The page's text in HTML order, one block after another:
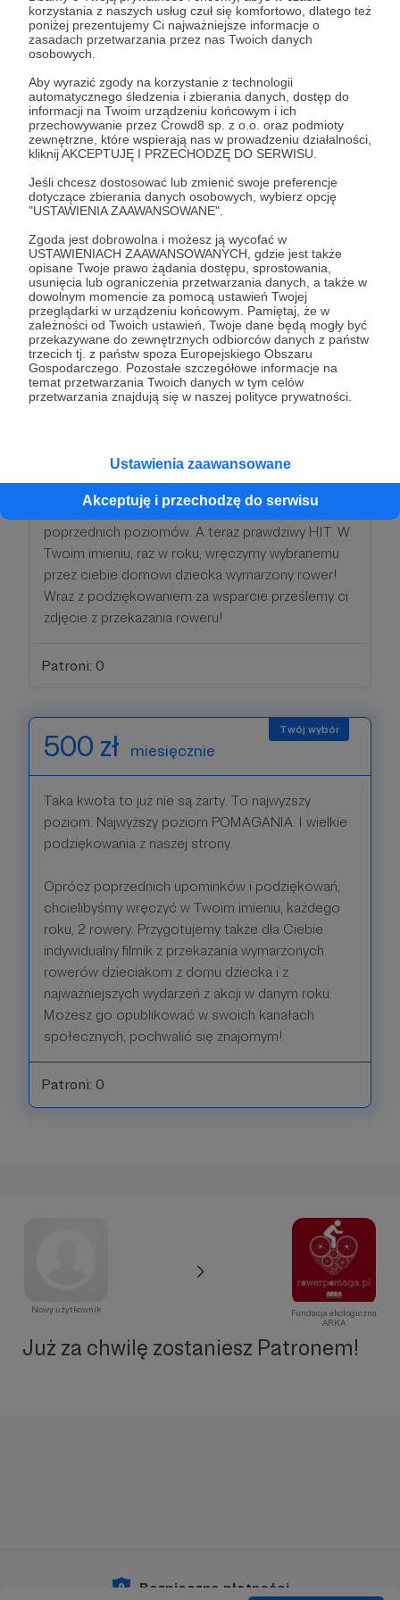
korzystania z naszych usług czuł się komfortowo, dlatego też
poniżej prezentujemy Ci najważniejsze informacje o
zasadach przetwarzania przez nas Twoich danych
osobowych.
Aby wyrazić zgody na korzystanie z technologii
automatycznego śledzenia i zbierania danych, dostęp do
informacji na Twoim urządzeniu końcowym i ich
przechowywanie przez Crowd8 sp. z o.o. oraz podmioty
zewnętrzne, które wspierają nas w prowadzeniu działalności,
kliknij AKCEPTUJĘ I PRZECHODZĘ DO SERWISU.
Jeśli chcesz dostosować lub zmienić swoje preferencje
dotyczące zbierania danych osobowych, wybierz opcję
"USTAWIENIA ZAAWANSOWANE".
Zgoda jest dobrowolna i możesz ją wycofać w
USTAWIENIACH ZAAWANSOWANYCH, gdzie jest także
opisane Twoje prawo żądania dostępu, sprostowania,
usunięcia lub ograniczenia przetwarzania danych, a także w
dowolnym momencie za pomocą ustawień Twojej
przeglądarki w urządzeniu końcowym. Pamiętaj, że w
zależności od Twoich ustawień, Twoje dane będą mogły być
przekazywane do zewnętrznych odbiorców danych z państw
trzecich tj. z państw spoza Europejskiego Obszaru
Gospodarczego. Pozostałe szczegółowe informacje na
temat przetwarzania Twoich danych w tym celów
przetwarzania znajdują się w naszej polityce prywatności.
Ustawienia zaawansowane
Akceptuję i przechodzę do serwisu
praca ma sens, a to bardzo pomaga pokonywać
codzienne trudności przy jej organizowaniu.
poprzednich poziomów i jeszcze dołożymy torbę
rowerową z logo akcji. Wtedy nie musisz już
upychać różnych rzeczy po kieszeniach i jeszcze
promujesz nasza, wspólną akcję!
zastrzeżenia
* nagroda dostępna jest przy minimum 3-
miesięcznym wsparciu
Patroni: 0
200 zł miesięcznie
Już wiesz, że możesz liczyć na nasze wielkie,
rowerowe podziękowanie i upominki z
poprzednich poziomów. A teraz prawdziwy HIT. W
Twoim imieniu, raz w roku, wręczymy wybranemu
przez ciebie domowi dziecka wymarzony rower!
Wraz z podziękowaniem za wsparcie prześlemy ci
zdjęcie z przekazania roweru!
Patroni: 0
500 zł miesięcznie
Taka kwota to już nie są żarty. To najwyższy
poziom. Najwyższy poziom POMAGANIA. I wielkie
podziękowania z naszej strony.
Oprócz poprzednich upominków i podziękowań,
chcielibyśmy wręczyć w Twoim imieniu, każdego
roku, 2 rowery. Przygotujemy także dla Ciebie
indywidualny filmik z przekazania wymarzonych
rowerów dzieciakom z domu dziecka i z
najważniejszych wydarzeń z akcji w danym roku.
Możesz go opublikować w swoich kanałach
społecznych, pochwalić się znajomym!
Patroni: 0
Nowy użytkownik
Fundacja ekologiczna
ARKA
Już za chwilę zostaniesz Patronem!
Bezpieczne płatności